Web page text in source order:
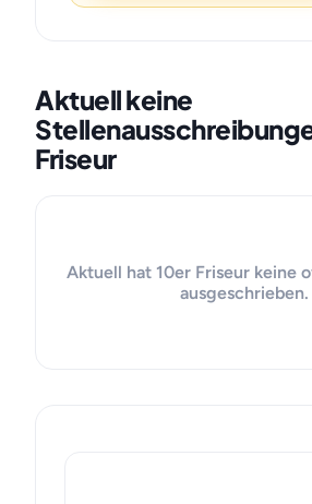
Aktuell keine
Friseur
Aktuell hat 10er Friseur keine
ausgeschrieben.